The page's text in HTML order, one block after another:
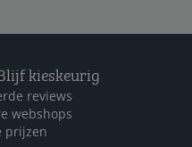
kieskeurig
reviews
webshops
prijzen